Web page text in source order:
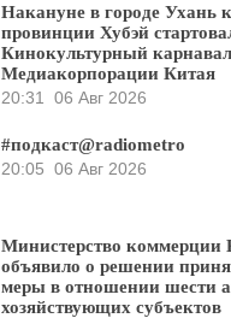
Накануне в городе Ухань
провинции Хубэй
Кинокультурный карнавал
Медиакорпорации Китая
20:31
06 Авг 2026
#подкаст@radiometro
20:05 06 Авг 2026
Министерство коммерции
объявило о решении
меры в отношении шести
хозяйствующих субъектов